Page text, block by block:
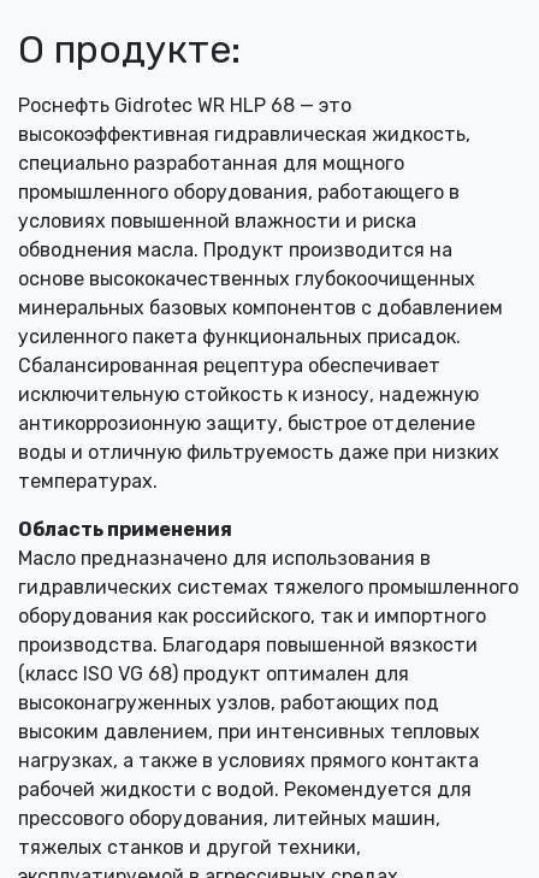
О продукте:
Роснефть Gidrotec WR HLP 68 — это
высокоэффективная гидравлическая жидкость,
специально разработанная для мощного
промышленного оборудования, работающего в
условиях повышенной влажности и риска
обводнения масла. Продукт производится на
основе высококачественных глубокоочищенных
минеральных базовых компонентов с добавлением
усиленного пакета функциональных присадок.
Сбалансированная рецептура обеспечивает
исключительную стойкость к износу, надежную
антикоррозионную защиту, быстрое отделение
воды и отличную фильтруемость даже при низких
температурах.
Область применения
Масло предназначено для использования в
гидравлических системах тяжелого промышленного
оборудования как российского, так и импортного
производства. Благодаря повышенной вязкости
(класс ISO VG 68) продукт оптимален для
высоконагруженных узлов, работающих под
высоким давлением, при интенсивных тепловых
нагрузках, а также в условиях прямого контакта
рабочей жидкости с водой. Рекомендуется для
прессового оборудования, литейных машин,
тяжелых станков и другой техники,